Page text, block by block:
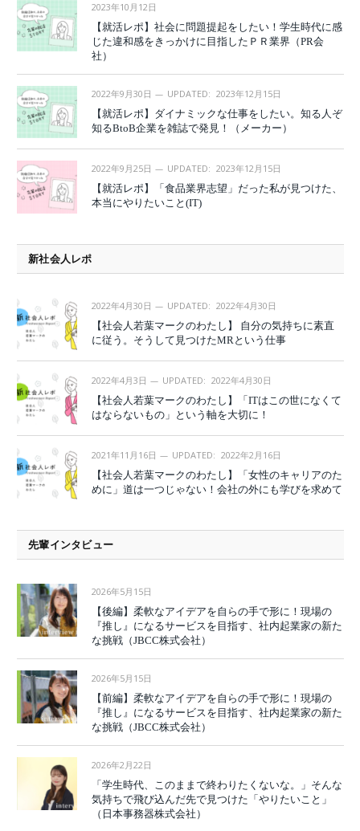
2023年10月12日
【就活レポ】社会に問題提起をしたい！学生時代に感
じた違和感をきっかけに目指したＰＲ業界（PR会
社）
2022年9月30日 UPDATED: 2023年12月15日
【就活レポ】ダイナミックな仕事をしたい。知る人ぞ
知るBtoB企業を雑誌で発見！（メーカー）
2022年9月25日 UPDATED: 2023年12月15日
【就活レポ】「食品業界志望」だった私が見つけた、
本当にやりたいこと(IT)
新社会人レポ
2022年4月30日 UPDATED: 2022年4月30日
【社会人若葉マークのわたし】 自分の気持ちに素直
に従う。そうして見つけたMRという仕事
2022年4月3日 UPDATED: 2022年4月30日
【社会人若葉マークのわたし】「ITはこの世になくて
はならないもの」という軸を大切に！
2021年11月16日 UPDATED: 2022年2月16日
【社会人若葉マークのわたし】「女性のキャリアのた
めに」道は一つじゃない！会社の外にも学びを求めて
先輩インタビュー
2026年5月15日
【後編】柔軟なアイデアを自らの手で形に！現場の
『推し』になるサービスを目指す、社内起業家の新た
な挑戦（JBCC株式会社）
2026年5月15日
【前編】柔軟なアイデアを自らの手で形に！現場の
『推し』になるサービスを目指す、社内起業家の新た
な挑戦（JBCC株式会社）
2026年2月22日
「学生時代、このままで終わりたくないな。」そんな
気持ちで飛び込んだ先で見つけた「やりたいこと」
（日本事務器株式会社）